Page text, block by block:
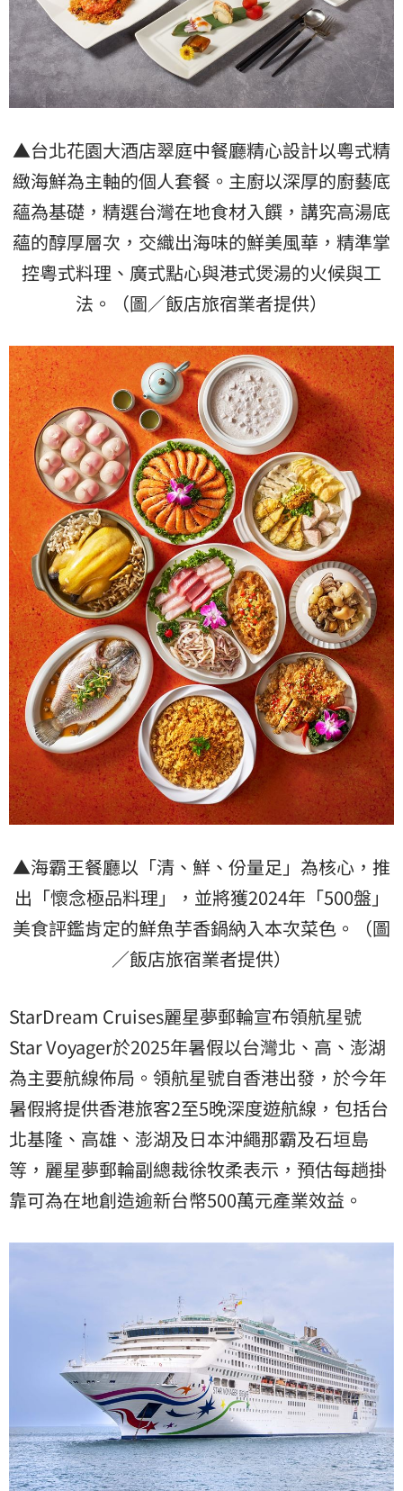
▲台北花園大酒店翠庭中餐廳精心設計以粵式精
緻海鮮為主軸的個人套餐。主廚以深厚的廚藝底
蘊為基礎，精選台灣在地食材入饌，講究高湯底
蘊的醇厚層次，交織出海味的鮮美風華，精準掌
控粵式料理、廣式點心與港式煲湯的火候與工
法。（圖／飯店旅宿業者提供）
▲海霸王餐廳以「清、鮮、份量足」為核心，推
出「懷念極品料理」，並將獲2024年「500盤」
美食評鑑肯定的鮮魚芋香鍋納入本次菜色。（圖
／飯店旅宿業者提供）
StarDream Cruises麗星夢郵輪宣布領航星號
Star Voyager於2025年暑假以台灣北、高、澎湖
為主要航線佈局。領航星號自香港出發，於今年
暑假將提供香港旅客2至5晚深度遊航線，包括台
北基隆、高雄、澎湖及日本沖繩那霸及石垣島
等，麗星夢郵輪副總裁徐牧柔表示，預估每趟掛
靠可為在地創造逾新台幣500萬元產業效益。